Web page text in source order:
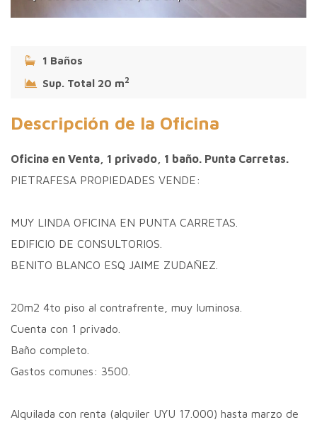
1 Baños
Sup. Total 20 m2
Descripción de la Oficina
Oficina en Venta, 1 privado, 1 baño. Punta Carretas.
PIETRAFESA PROPIEDADES VENDE:
MUY LINDA OFICINA EN PUNTA CARRETAS.
EDIFICIO DE CONSULTORIOS.
BENITO BLANCO ESQ JAIME ZUDAÑEZ.
20m2 4to piso al contrafrente, muy luminosa.
Cuenta con 1 privado.
Baño completo.
Gastos comunes: 3500.
Alquilada con renta (alquiler UYU 17.000) hasta marzo de